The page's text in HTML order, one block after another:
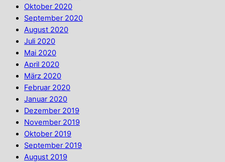
Oktober 2020
September 2020
August 2020
Juli 2020
Mai 2020
April 2020
März 2020
Februar 2020
Januar 2020
Dezember 2019
November 2019
Oktober 2019
September 2019
August 2019